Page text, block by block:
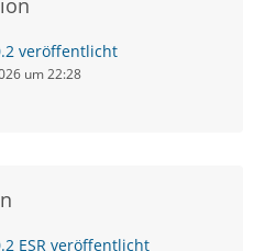
veröffentlicht
um 22:28
ESR veröffentlicht